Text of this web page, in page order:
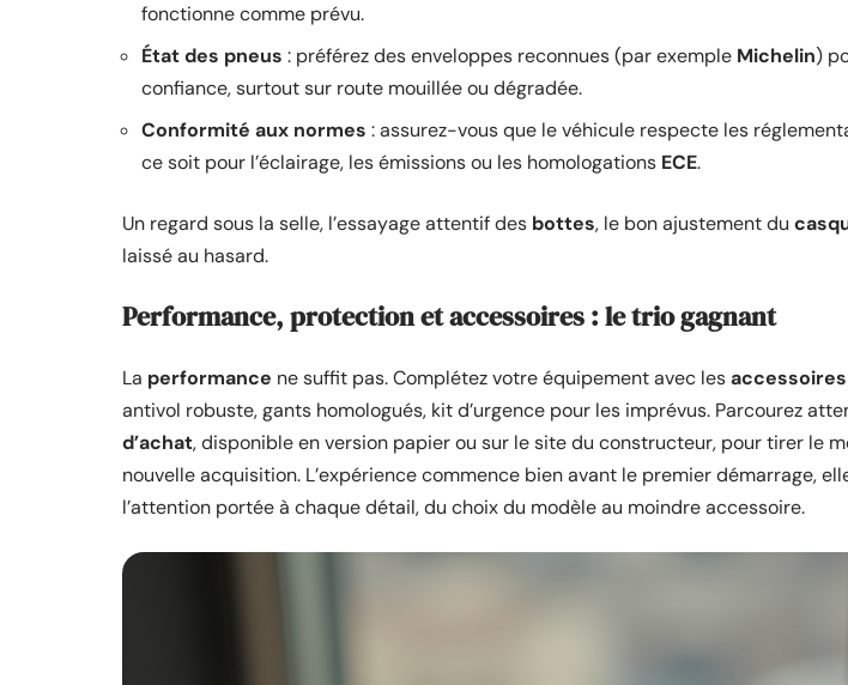
fonctionne comme prévu.
État des pneus : préférez des enveloppes reconnues (par exemple Michelin)
confiance, surtout sur route mouillée ou dégradée.
Conformité aux normes : assurez-vous que le véhicule respecte les
ce soit pour l’éclairage, les émissions ou les homologations ECE.
Un regard sous la selle, l’essayage attentif des bottes, le bon ajustement du
laissé au hasard.
Performance, protection et accessoires : le trio gagnant
La performance ne suffit pas. Complétez votre équipement avec les
antivol robuste, gants homologués, kit d’urgence pour les imprévus. Parcourez
d’achat, disponible en version papier ou sur le site du constructeur, pour tirer le
nouvelle acquisition. L’expérience commence bien avant le premier démarrage,
l’attention portée à chaque détail, du choix du modèle au moindre accessoire.